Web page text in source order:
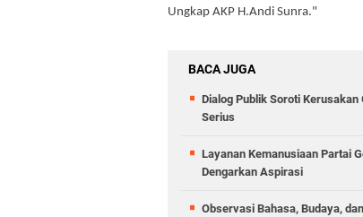
Ungkap AKP H.Andi Sunra."
BACA JUGA
Dialog Publik Soroti
Serius
Layanan Kemanusiaan Partai
Dengarkan Aspirasi
Observasi Bahasa, Budaya,